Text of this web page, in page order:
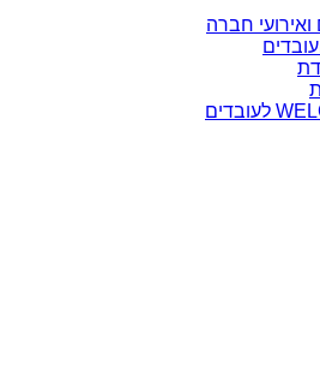
ואירועי חברה